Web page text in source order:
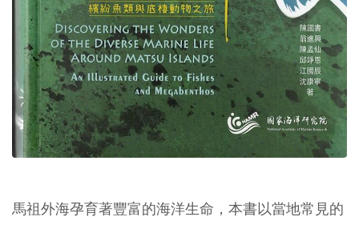
馬祖外海孕育著豐富的海洋生命，本書以當地常見的